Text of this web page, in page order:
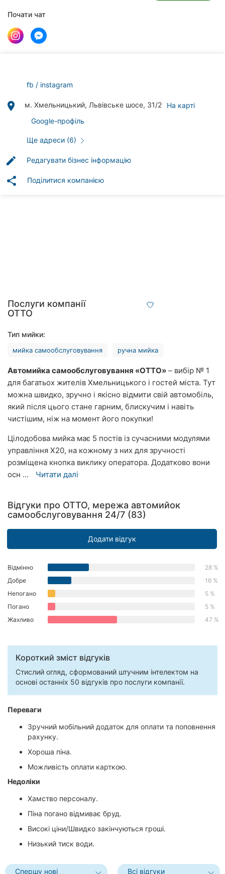
Київ
Львів
Кривий
Ріг
Миколаїв
Херсон
Чернігів
Чернівці
Суми
Івано-
Франківськ
Луцьк
Карпати
Почати чат
fb instagram
place м. Хмельницький, Львівське шосе, 31/2
На карті
Google-профіль
Ще адреси (6)
edit Редагувати бізнес інформацію
share Поділитися компанією
Послуги компанії
OTTO
Тип мийки:
мийка самообслуговування ручна мийка
Автомийка самообслуговування «ОТТО» – вибір № 1
для багатьох жителів Хмельницького і гостей міста. Тут
можна швидко, зручно і якісно відмити свій автомобіль,
який після цього стане гарним, блискучим і навіть
чистішим, ніж на момент його покупки!
Цілодобова мийка має 5 постів із сучасними модулями
управління Х20, на кожному з них для зручності
розміщена кнопка виклику оператора. Додатково вони
осн ...
Читати далі
Відгуки про ОТТО, мережа автомийок
самообслуговування 24/7 (83)
Додати відгук
Відмінно
28 %
Добре
16 %
Непогано
5 %
Погано
5 %
Жахливо
47 %
Короткий зміст відгуків
Стислий огляд, сформований штучним інтелектом на
основі останніх 50 відгуків про послуги компанії.
Переваги
Зручний мобільний додаток для оплати та поповнення
рахунку.
Хороша піна.
Можливість оплати карткою.
Недоліки
Хамство персоналу.
Піна погано відмиває бруд.
Високі ціни/Швидко закінчуються гроші.
Низький тиск води.
Спершу нові
Всі відгуки